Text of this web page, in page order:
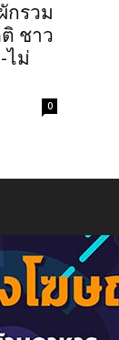
กรวม
ชาว
ไม่
0